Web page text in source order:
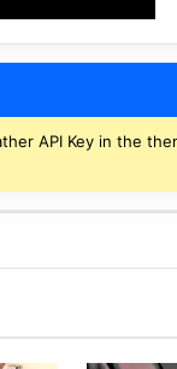
API Key in the